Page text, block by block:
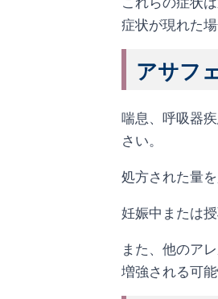
症状が現れた
アサフ
喘息、呼吸器
さい。
処方された量
妊娠中または
また、他のア
増強される可